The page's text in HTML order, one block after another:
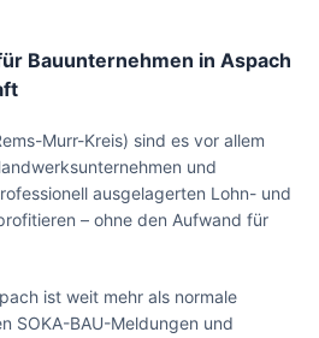
Bauunternehmen in Aspach
Murr-Kreis) sind es vor allem
und
ausgelagerten Lohn- und
– ohne den Aufwand für
ist weit mehr als normale
SOKA-BAU-Meldungen und